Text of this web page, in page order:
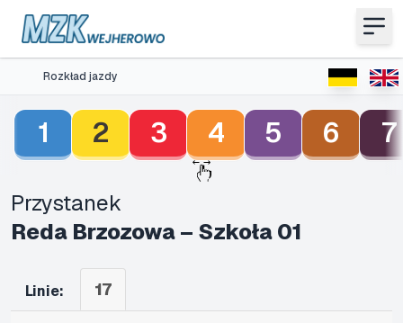
Rozkład jazdy
1 2 3 4 5 6 7
Przystanek
Reda Brzozowa – Szkoła 01
Linie: 17